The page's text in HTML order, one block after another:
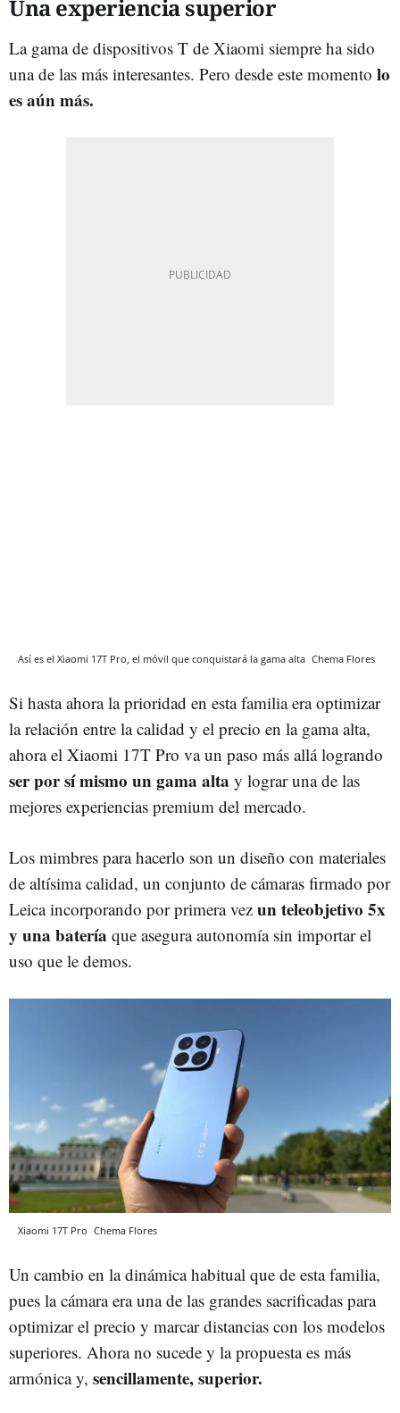
Una experiencia superior
La gama de dispositivos T de Xiaomi siempre ha sido
una de las más interesantes. Pero desde este momento lo
es aún más.
Así es el Xiaomi 17T Pro, el móvil que conquistará la gama alta Chema Flores
Si hasta ahora la prioridad en esta familia era optimizar
la relación entre la calidad y el precio en la gama alta,
ahora el Xiaomi 17T Pro va un paso más allá logrando
ser por sí mismo un gama alta y lograr una de las
mejores experiencias premium del mercado.
Los mimbres para hacerlo son un diseño con materiales
de altísima calidad, un conjunto de cámaras firmado por
Leica incorporando por primera vez un teleobjetivo 5x
y una batería que asegura autonomía sin importar el
uso que le demos.
Xiaomi 17T Pro Chema Flores
Un cambio en la dinámica habitual que de esta familia,
pues la cámara era una de las grandes sacrificadas para
optimizar el precio y marcar distancias con los modelos
superiores. Ahora no sucede y la propuesta es más
armónica y, sencillamente, superior.